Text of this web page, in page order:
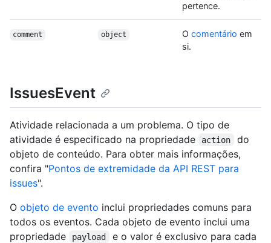
pertence.
comment object O comentário em
si.
IssuesEvent
Atividade relacionada a um problema. O tipo de
atividade é especificado na propriedade
action
do
objeto de conteúdo. Para obter mais informações,
confira "Pontos de extremidade da API REST para
issues".
O objeto de evento inclui propriedades comuns para
todos os eventos. Cada objeto de evento inclui uma
propriedade
payload e o valor é exclusivo para cada